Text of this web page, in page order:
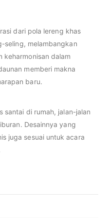
dari pola lereng khas
seling, melambangkan
keharmonisan dalam
memberi makna
baru.
santai di rumah, jalan-jalan
Desainnya yang
juga sesuai untuk acara